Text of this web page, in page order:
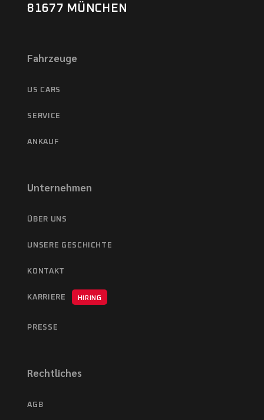
81677 MÜNCHEN
Fahrzeuge
US CARS
SERVICE
ANKAUF
Unternehmen
ÜBER UNS
UNSERE GESCHICHTE
KONTAKT
KARRIERE HIRING
PRESSE
Rechtliches
AGB